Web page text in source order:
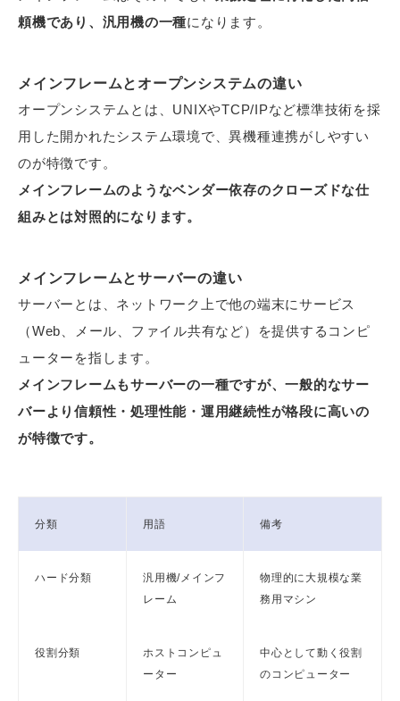
頼機であり、汎用機の一種になります。
メインフレームとオープンシステムの違い
オープンシステムとは、UNIXやTCP/IPなど標準技術を採
用した開かれたシステム環境で、異機種連携がしやすい
のが特徴です。
メインフレームのようなベンダー依存のクローズドな仕
組みとは対照的になります。
メインフレームとサーバーの違い
サーバーとは、ネットワーク上で他の端末にサービス
（Web、メール、ファイル共有など）を提供するコンピ
ューターを指します。
メインフレームもサーバーの一種ですが、一般的なサー
バーより信頼性・処理性能・運用継続性が格段に高いの
が特徴です。
分類 用語 備考
ハード分類
汎用機/メインフ
レーム
物理的に大規模な業
務用マシン
役割分類
ホストコンピュ
ーター
中心として動く役割
のコンピューター